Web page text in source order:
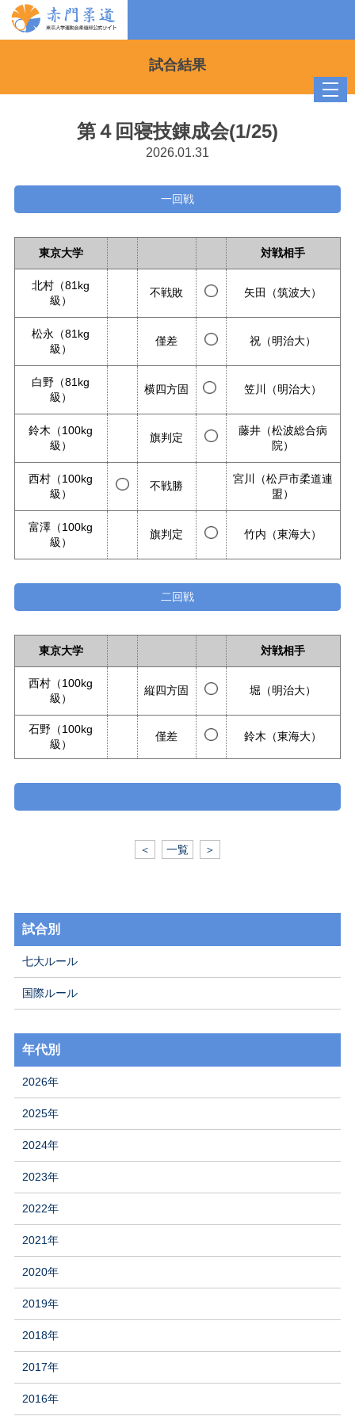
試合結果
第４回寝技錬成会(1/25)
2026.01.31
一回戦
東京大学 対戦相手
北村（81kg
級）
不戦敗 矢田（筑波大）
松永（81kg
級）
僅差 祝（明治大）
白野（81kg
級）
横四方固 笠川（明治大）
鈴木（100kg
級）
旗判定
藤井（松波総合病
院）
西村（100kg
級）
不戦勝
宮川（松戸市柔道連
盟）
富澤（100kg
級）
旗判定 竹内（東海大）
二回戦
東京大学 対戦相手
西村（100kg
級）
縦四方固 堀（明治大）
石野（100kg
級）
僅差 鈴木（東海大）
＜ 一覧 ＞
試合別
七大ルール
国際ルール
年代別
2026年
2025年
2024年
2023年
2022年
2021年
2020年
2019年
2018年
2017年
2016年